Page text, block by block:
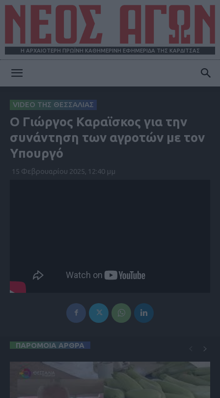
Η ΑΡΧΑΙΟΤΕΡΗ ΠΡΩΪΝΗ ΚΑΘΗΜΕΡΙΝΗ ΕΦΗΜΕΡΙΔΑ ΤΗΣ ΚΑΡΔΙΤΣΑΣ
ΑΓΩΝ
VIDEO ΤΗΣ ΘΕΣΣΑΛΙΑΣ
Ο Γιώργος Καραϊσκος για την
συνάντηση των αγροτών με τον
Υπουργό
15 Φεβρουαρίου 2025, 12:40 μμ
ΠΑΡΟΜΟΙΑ ΑΡΘΡΑ